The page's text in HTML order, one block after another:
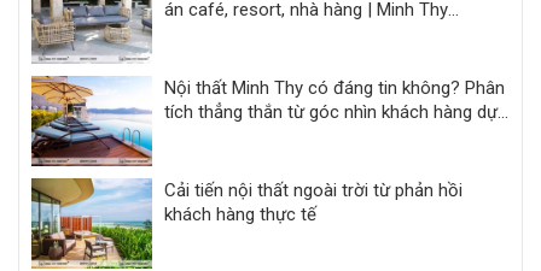
án café, resort, nhà hàng | Minh Thy
Nội thất Minh Thy có đáng tin không? Phân
tích thẳng thắn từ góc nhìn khách hàng dự
Cải tiến nội thất ngoài trời từ phản hồi
khách hàng thực tế